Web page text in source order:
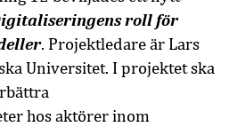
roll för
. Projektledare är Lars
Universitet. I projektet ska
hos aktörer inom